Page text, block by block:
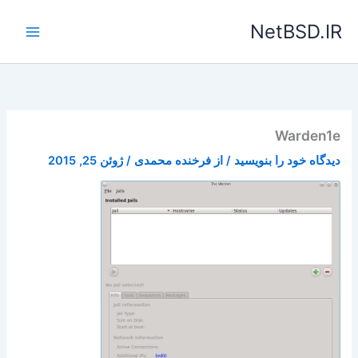
NetBSD.IR
Warden1e
دیدگاه‌ خود را بنویسید / از فرخنده محمدی/ژوئن 25, 2015